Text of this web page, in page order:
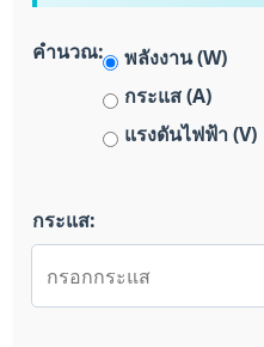
คำนวณ:
พลังงาน (W)
กระแส (A)
แรงดันไฟฟ้า (V)
กระแส: